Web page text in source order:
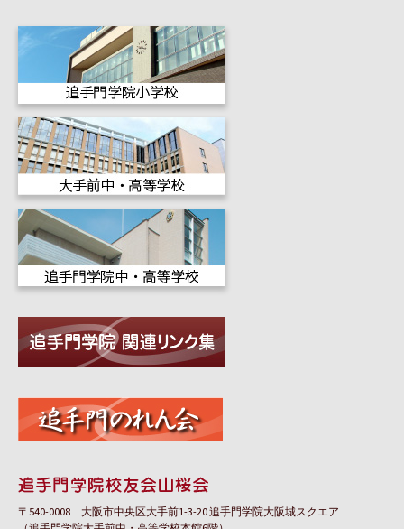
〒540-0008 大阪市中央区大手前1-3-20 追手門学院大阪城スクエア